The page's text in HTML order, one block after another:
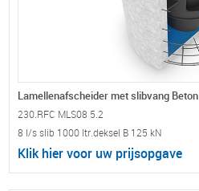
Lamellenafscheider met slibvang Beton
230.RFC MLS08 5.2
8 l/s slib 1000 ltr.deksel B 125 kN
Klik hier voor uw prijsopgave